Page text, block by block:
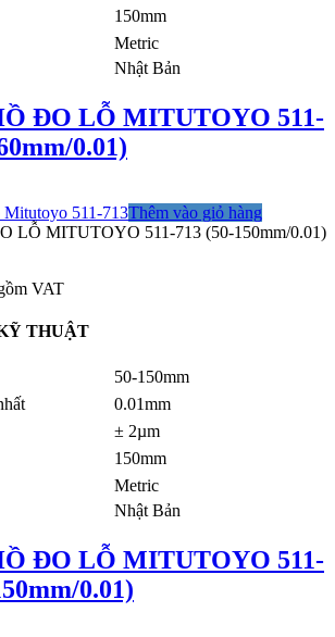
150mm
Metric
Nhật Bản
ĐO LỖ MITUTOYO 511-
0.01)
Thêm vào giỏ hàng
LỖ MITUTOYO 511-713 (50-150mm/0.01)
VAT
THUẬT
50-150mm
0.01mm
± 2µm
150mm
Metric
Nhật Bản
ĐO LỖ MITUTOYO 511-
0.01)